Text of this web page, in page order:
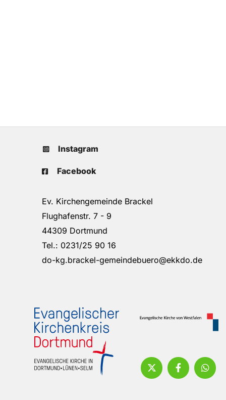
Instagram
Facebook
Ev. Kirchengemeinde Brackel
Flughafenstr. 7 - 9
44309 Dortmund
Tel.: 0231/25 90 16
do-kg.brackel-gemeindebuero@ekkdo.de